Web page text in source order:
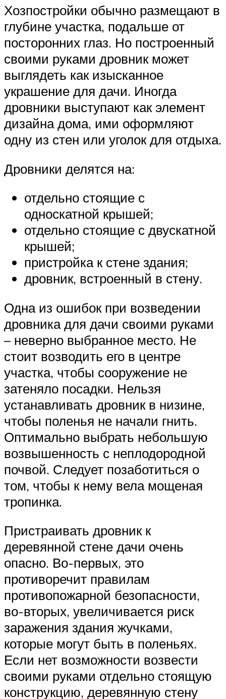
Хозпостройки обычно размещают в
глубине участка, подальше от
посторонних глаз. Но построенный
своими руками дровник может
выглядеть как изысканное
украшение для дачи. Иногда
дровники выступают как элемент
дизайна дома, ими оформляют
одну из стен или уголок для отдыха.
Дровники делятся на:
отдельно стоящие с
односкатной крышей;
отдельно стоящие с двускатной
крышей;
пристройка к стене здания;
дровник, встроенный в стену.
Одна из ошибок при возведении
дровника для дачи своими руками
– неверно выбранное место. Не
стоит возводить его в центре
участка, чтобы сооружение не
затеняло посадки. Нельзя
устанавливать дровник в низине,
чтобы поленья не начали гнить.
Оптимально выбрать небольшую
возвышенность с неплодородной
почвой. Следует позаботиться о
том, чтобы к нему вела мощеная
тропинка.
Пристраивать дровник к
деревянной стене дачи очень
опасно. Во-первых, это
противоречит правилам
противопожарной безопасности,
во-вторых, увеличивается риск
заражения здания жучками,
которые могут быть в поленьях.
Если нет возможности возвести
своими руками отдельно стоящую
конструкцию, деревянную стену